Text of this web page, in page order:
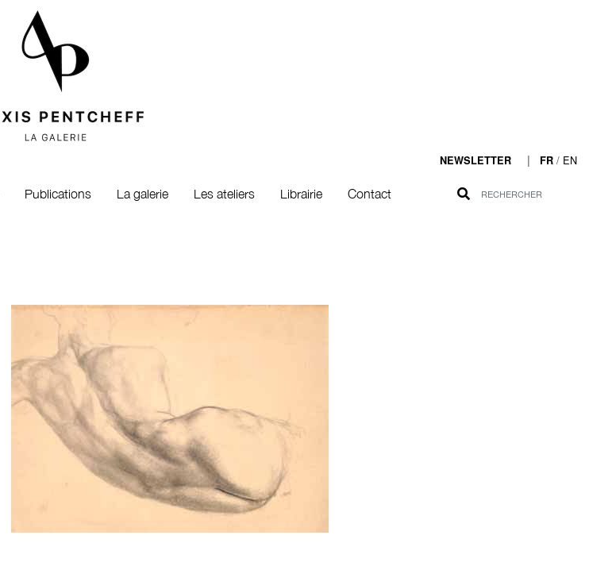
NEWSLETTER | FR / EN
Publications La galerie Les ateliers Librairie Contact